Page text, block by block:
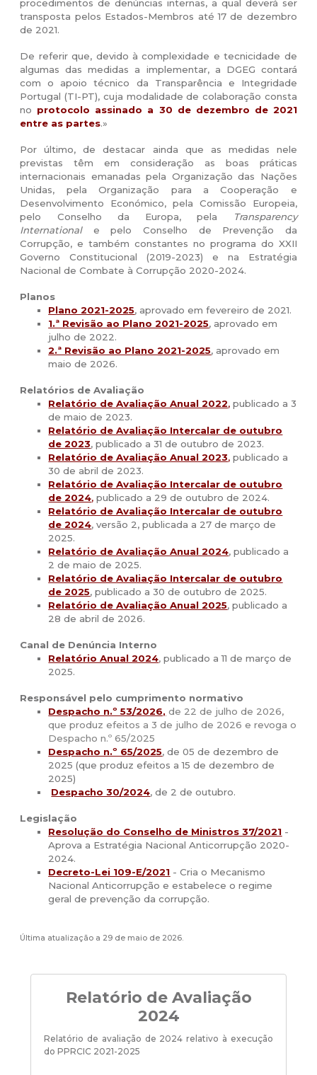
procedimentos de denúncias internas, a qual deverá ser
transposta pelos Estados-Membros até 17 de dezembro
de 2021.
De referir que, devido à complexidade e tecnicidade de
algumas das medidas a implementar, a DGEG contará
com o apoio técnico da Transparência e Integridade
Portugal (TI-PT), cuja modalidade de colaboração consta
no protocolo assinado a 30 de dezembro de 2021
entre as partes.»
Por último, de destacar ainda que as medidas nele
previstas têm em consideração as boas práticas
internacionais emanadas pela Organização das Nações
Unidas, pela Organização para a Cooperação e
Desenvolvimento Económico, pela Comissão Europeia,
pelo Conselho da Europa, pela
Transparency
Internationale pelo Conselho de Prevenção da
Corrupção, e também constantes no programa do XXII
Governo Constitucional (2019-2023) e na Estratégia
Nacional de Combate à Corrupção 2020-2024.
Planos
Plano 2021-2025, aprovado em fevereiro de 2021.
1.ª Revisão ao Plano 2021-2025, aprovado em
julho de 2022.
2.ª Revisão ao Plano 2021-2025, aprovado em
maio de 2026.
Relatórios de Avaliação
Relatório de Avaliação Anual 2022, publicado a 3
de maio de 2023.
Relatório de Avaliação Intercalar de outubro
de 2023, publicado a 31 de outubro de 2023.
Relatório de Avaliação Anual 2023, publicado a
30 de abril de 2023.
Relatório de Avaliação Intercalar de outubro
de 2024, publicado a 29 de outubro de 2024.
Relatório de Avaliação Intercalar de outubro
de 2024, versão 2, publicada a 27 de março de
2025.
Relatório de Avaliação Anual 2024, publicado a
2 de maio de 2025.
Relatório de Avaliação Intercalar de outubro
de 2025, publicado a 30 de outubro de 2025.
Relatório de Avaliação Anual 2025, publicado a
28 de abril de 2026.
Canal de Denúncia Interno
Relatório Anual 2024, publicado a 11 de março de
2025.
Responsável pelo cumprimento normativo
Despacho n.º 53/2026, de 22 de julho de 2026,
que produz efeitos a 3 de julho de 2026 e revoga o
Despacho n.º 65/2025
Despacho n.º 65/2025, de 05 de dezembro de
2025 (que produz efeitos a 15 de dezembro de
2025)
Despacho 30/2024, de 2 de outubro.
Legislação
Resolução do Conselho de Ministros 37/2021 -
Aprova a Estratégia Nacional Anticorrupção 2020-
2024.
Decreto-Lei 109-E/2021 - Cria o Mecanismo
Nacional Anticorrupção e estabelece o regime
geral de prevenção da corrupção.
Última atualização a 29 de maio de 2026.
Relatório de Avaliação
2024
Relatório de avaliação de 2024 relativo à execução
do PPRCIC 2021-2025